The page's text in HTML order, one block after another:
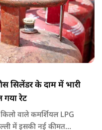
सिलेंडर के दाम में भारी
रेट
वाले कमर्शियल LPG
में इसकी नई कीमत